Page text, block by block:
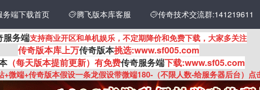
务端下载首页 腾飞版本库客服 传奇技术交流群:141219611
服务端支持商业开区和单机娱乐，不定期降价和免费下载，大家多关注
传奇版本库上万传奇版本挑选:www.sf005.com
（每天版本提前更新）有免费传奇服务端下载:www.sf05.com
+微端+传奇版本假设一条龙假设带微端180-（不限人数-给服务器后台）点